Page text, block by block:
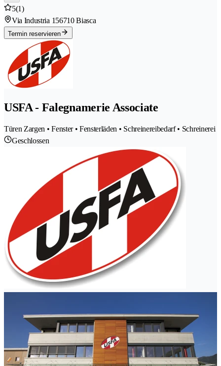
5(1)
Via Industria 156710 Biasca
Termin reservieren
USFA - Falegnamerie Associate
Türen Zargen • Fenster • Fensterläden • Schreinereibedarf • Schreinerei
Geschlossen